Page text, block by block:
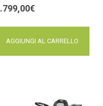
€
AGGIUNGI AL CARRELLO